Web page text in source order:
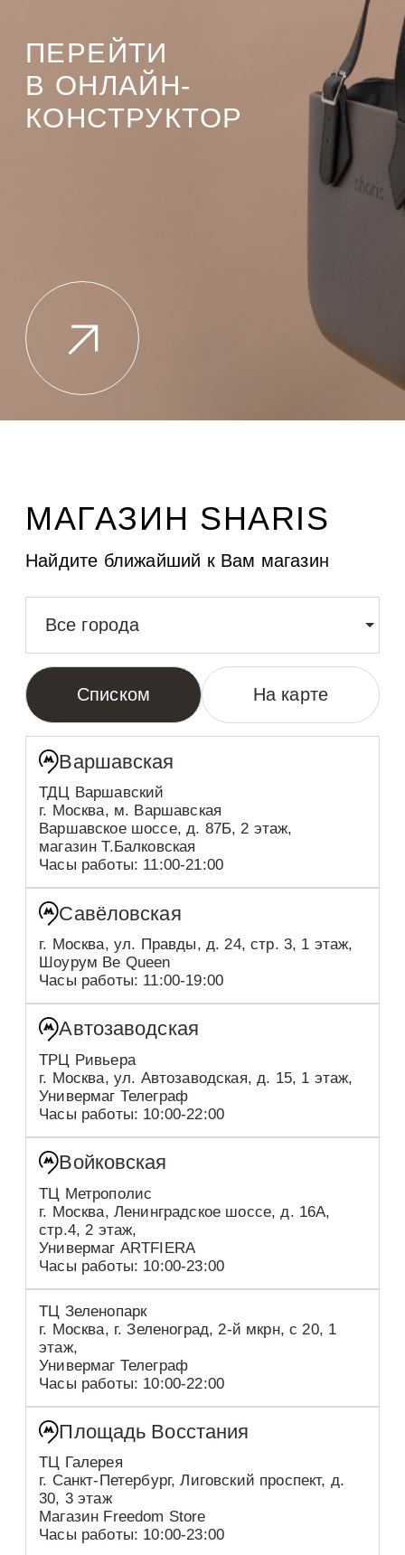
ПЕРЕЙТИ
В ОНЛАЙН-
КОНСТРУКТОР
МАГАЗИН SHARIS
Найдите ближайший к Вам магазин
Все города
Списком На карте
Варшавская
ТДЦ Варшавский
г. Москва, м. Варшавская
Варшавское шоссе, д. 87Б, 2 этаж,
магазин Т.Балковская
Часы работы: 11:00-21:00
Савёловская
г. Москва, ул. Правды, д. 24, стр. 3, 1 этаж,
Шоурум Be Queen
Часы работы: 11:00-19:00
Автозаводская
ТРЦ Ривьера
г. Москва, ул. Автозаводская, д. 15, 1 этаж,
Универмаг Телеграф
Часы работы: 10:00-22:00
Войковская
ТЦ Метрополис
г. Москва, Ленинградское шоссе, д. 16А,
стр.4, 2 этаж,
Универмаг ARTFIERA
Часы работы: 10:00-23:00
ТЦ Зеленопарк
г. Москва, г. Зеленоград, 2-й мкрн, с 20, 1
этаж,
Универмаг Телеграф
Часы работы: 10:00-22:00
Площадь Восстания
ТЦ Галерея
г. Санкт-Петербург, Лиговский проспект, д.
30, 3 этаж
Магазин Freedom Store
Часы работы: 10:00-23:00